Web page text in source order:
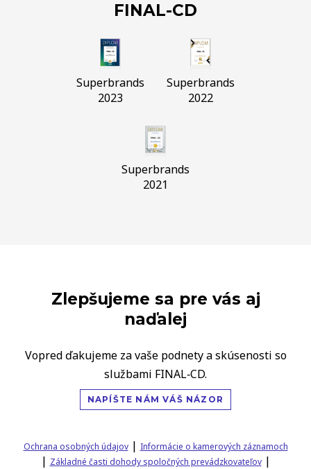
FINAL-CD
Superbrands
2023
Superbrands
2022
Superbrands
2021
Zlepšujeme sa pre vás aj
naďalej
Vopred ďakujeme za vaše podnety a skúsenosti so
službami FINAL‑CD.
NAPÍŠTE NÁM VÁŠ NÁZOR
Ochrana osobných údajov| Informácie o kamerových záznamoch
| Základné časti dohody spoločných prevádzkovateľov|